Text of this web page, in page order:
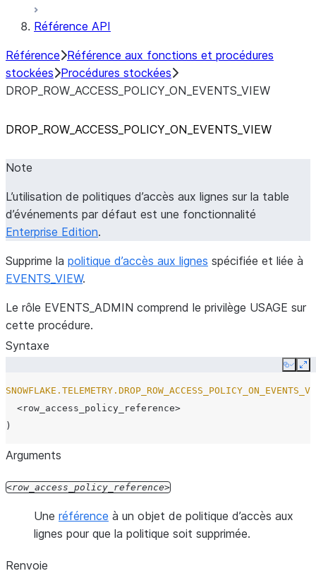
Référence API
Référence Référence aux fonctions et procédures
stockées Procédures stockées
DROP_ROW_ACCESS_POLICY_ON_EVENTS_VIEW
DROP_ ROW_ ACCESS_ POLICY_ ON_ EVENTS_ VIEW
Note
L’utilisation de politiques d’accès aux lignes sur la table
d’événements par défaut est une fonctionnalité
Enterprise Edition.
Supprime la politique d’accès aux lignes spécifiée et liée à
EVENTS_VIEW.
Le rôle EVENTS_ADMIN comprend le privilège USAGE sur
cette procédure.
Syntaxe
Copy
<row_access_policy_reference>
)
Arguments
row_access_policy_reference
Une référence à un objet de politique d’accès aux
lignes pour que la politique soit supprimée.
Renvoie